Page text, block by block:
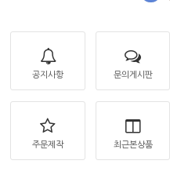
공지사항 문의게시판
주문제작 최근본상품